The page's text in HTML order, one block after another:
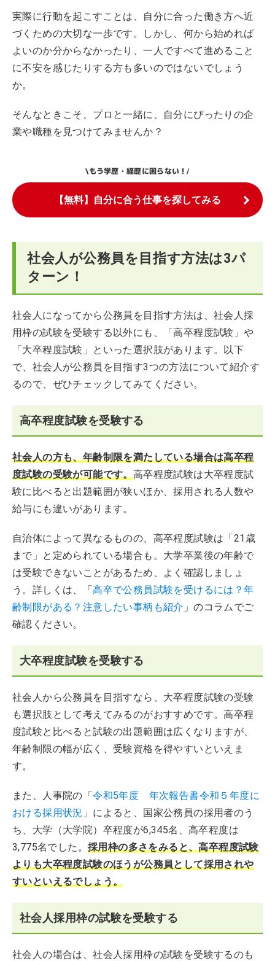
実際に行動を起こすことは、自分に合った働き方へ近
づくための大切な一歩です。しかし、何から始めれば
よいのか分からなかったり、一人ですべて進めること
に不安を感じたりする方も多いのではないでしょう
か。
そんなときこそ、プロと一緒に、自分にぴったりの企
業や職種を見つけてみませんか？
\もう学歴・経歴に困らない！/
【無料】自分に合う仕事を探してみる
社会人が公務員を目指す方法は3パ
ターン！
社会人になってから公務員を目指す方法は、社会人採
用枠の試験を受験する以外にも、「高卒程度試験」や
「大卒程度試験」といった選択肢があります。以下
で、社会人が公務員を目指す3つの方法について紹介す
るので、ぜひチェックしてみてください。
高卒程度試験を受験する
社会人の方も、年齢制限を満たしている場合は高卒程
度試験の受験が可能です。高卒程度試験は大卒程度試
験に比べると出題範囲が狭いほか、採用される人数や
給与にも違いがあります。
自治体によって異なるものの、高卒程度試験は「21歳
まで」と定められている場合も。大学卒業後の年齢で
は受験できないことがあるため、よく確認しましょ
う。詳しくは、「高卒で公務員試験を受けるには？年
齢制限がある？注意したい事柄も紹介 」のコラムでご
確認ください。
大卒程度試験を受験する
社会人から公務員を目指すなら、大卒程度試験の受験
も選択肢として考えてみるのがおすすめです。高卒程
度試験と比べると試験の出題範囲は広くなりますが、
年齢制限の幅が広く、受験資格を得やすいといえま
す。
また、人事院の「令和5年度 年次報告書令和５年度に
おける採用状況 」によると、国家公務員の採用者のう
ち、大学（大学院）卒程度が6,345名、高卒程度は
3,775名でした。 採用枠の多さをみると、高卒程度試験
よりも大卒程度試験のほうが公務員として採用されや
すいといえるでしょう。
社会人採用枠の試験を受験する
社会人の場合は、社会人採用枠の試験を受験するのも